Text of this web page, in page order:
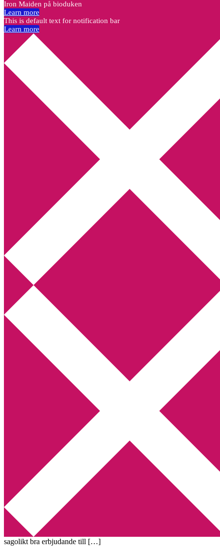
Annikas litteratur- och kulturblogg
Deckare, kriminalromaner, thrillers
Hem
Boktolva
Författarfemman
Kontakt
Webbshop Amazon
Utskriftscentralen
Min tv-blogg
You are here:Home Archives for Böcker om skrivande
Ett erbjudande du bara inte får missa!
2010-04-02 Annika
Är du intresserad av att skriva? Har du länge gått och planerat för
och längtat efter att skriva en bok? Då har Johanna Wistrand ett helt
sagolikt bra erbjudande till […]
Iron Maiden på bioduken
Learn more
This is default text for notification bar
Learn more